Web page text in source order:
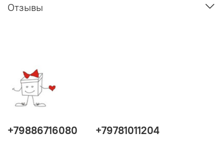
Отзывы
+79886716080 +79781011204